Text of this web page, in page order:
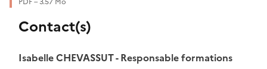
Contact(s)
Isabelle CHEVASSUT - Responsable formations